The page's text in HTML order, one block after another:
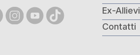
Ex-Allievi
Contatti